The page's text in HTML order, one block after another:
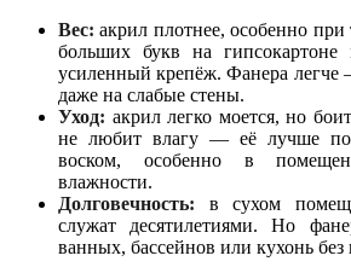
Вес: акрил плотнее, особенно
больших букв на гипсокартоне
усиленный крепёж. Фанера
даже на слабые стены.
Уход: акрил легко моется, но
не любит влагу — её лучше
воском, особенно в
влажности.
Долговечность: в сухом
служат десятилетиями. Но
ванных, бассейнов или кухонь